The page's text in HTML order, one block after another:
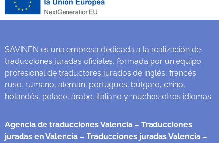
SAVINEN es una empresa dedicada a la realización de
traducciones juradas oficiales, formada por un equipo
profesional de traductores jurados de inglés, francés,
ruso, rumano, alemán, portugués, búlgaro, chino,
holandés, polaco, árabe, italiano y muchos otros idiomas
Agencia de traducciones Valencia – Traducciones
juradas en Valencia – Traducciones juradas Valencia –